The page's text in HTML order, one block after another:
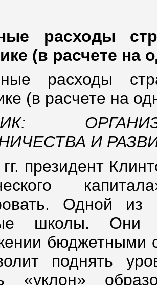
расходы
(в расчете на
И
президент
Одной
школы. Они
бюджетными
поднять
«уклон»